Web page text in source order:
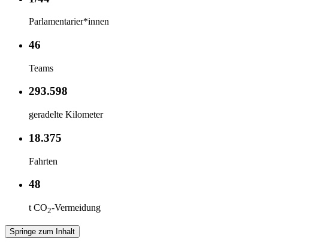
Parlamentarier*innen
46
Teams
293.598
geradelte Kilometer
18.375
Fahrten
48
t CO2-Vermeidung
Springe zum Inhalt